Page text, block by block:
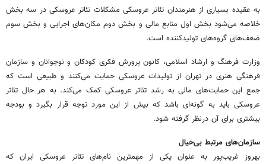
به عقیده بسیاری از هنرمندان تئاتر عروسکی مشکلات تئاتر عروسکی در سه بخش
خلاصه می‌شود بخش اول منابع مالی و بخش دوم مکان‌های اجرایی و بخش سوم
ضعف‌های گروه‌های تولید‌کننده است.
وزارت فرهنگ و ارشاد اسلامی، کانون پرورش فکری کودکان و نوجوانان و سازمان
فرهنگی هنری در تهران از تولیدات عروسکی حمایت می‌کنند و طبیعی است که
جمع این حمایت‌های مالی به رشد تئاتر عروسکی کمک می‌کند. به هر حال تئاتر
عروسکی باید به گونه‌ای باشد که بیش از این مورد توجه قرار بگیرد و بودجه
بیشتری برای آن درنظر گرفته شود.
سازمان‌های مرتبط بی‌خیال
بهروز غریب‌پور به عنوان یکی از مهمترین نام‌های تئاتر عروسکی ایران که